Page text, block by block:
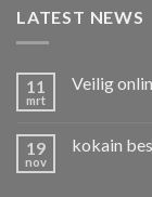
LATEST NEWS
11
mrt
Veilig
19
nov
kokain